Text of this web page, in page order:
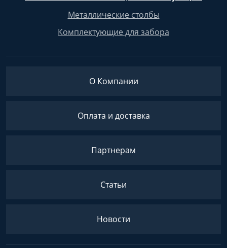
Металлические столбы
Комплектующие для забора
О Компании
Оплата и доставка
Партнерам
Статьи
Новости